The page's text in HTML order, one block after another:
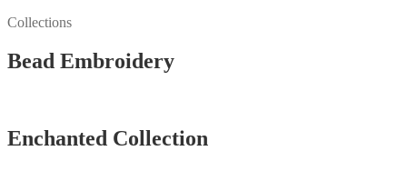
Collections
Bead Embroidery
Enchanted Collection